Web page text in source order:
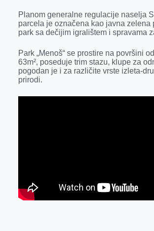
o
k
g
e
I
n
p
p
Planom generalne regulacije naselja
parcela je označena kao javna zelena
park sa dečijim igralištem i spravama
Park „Menoš“ se prostire na površini
63m², poseduje trim stazu, klupe za
pogodan je i za različite vrste izleta-
prirodi.